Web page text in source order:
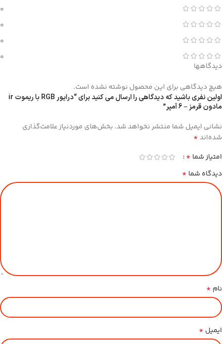
0
0
0
0
دیدگاهها
هیچ دیدگاهی برای این محصول نوشته نشده است.
اولین نفری باشید که دیدگاهی را ارسال می کنید برای “درایور RGB با ریموت ir
مادون قرمز – 6 آمپر”
نشانی ایمیل شما منتشر نخواهد شد. بخش‌های موردنیاز علامت‌گذاری
شده‌اند*
امتیاز شما *
دیدگاه شما *
نام *
ایمیل *